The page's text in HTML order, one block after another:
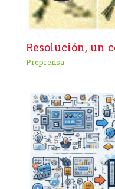
Resolución, un
Preprensa